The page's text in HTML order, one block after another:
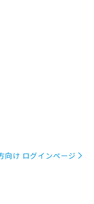
向け ログインページ